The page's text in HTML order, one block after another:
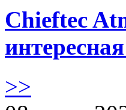
Chieftec
>>